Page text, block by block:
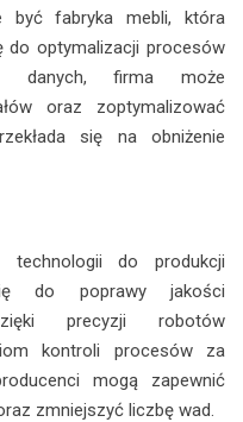
być fabryka mebli, która
do optymalizacji procesów
danych, firma może
oraz zoptymalizować
się na obniżenie
technologii do produkcji
do poprawy jakości
precyzji robotów
kontroli procesów za
mogą zapewnić
zmniejszyć liczbę wad.